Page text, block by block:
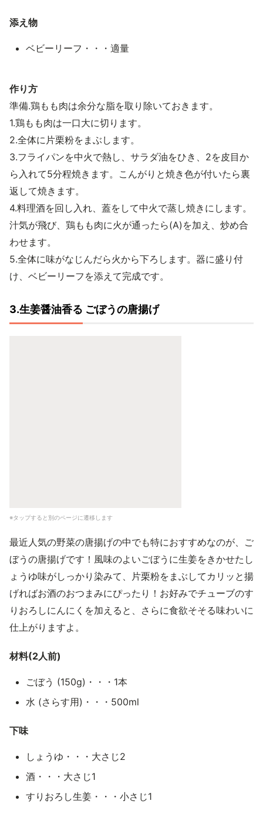
添え物
ベビーリーフ・・・適量
作り方
準備.鶏もも肉は余分な脂を取り除いておきます。
1.鶏もも肉は一口大に切ります。
2.全体に片栗粉をまぶします。
3.フライパンを中火で熱し、サラダ油をひき、2を皮目か
ら入れて5分程焼きます。こんがりと焼き色が付いたら裏
返して焼きます。
4.料理酒を回し入れ、蓋をして中火で蒸し焼きにします。
汁気が飛び、鶏もも肉に火が通ったら(A)を加え、炒め合
わせます。
5.全体に味がなじんだら火から下ろします。器に盛り付
け、ベビーリーフを添えて完成です。
3.生姜醤油香る ごぼうの唐揚げ
※タップすると別のページに遷移します
最近人気の野菜の唐揚げの中でも特におすすめなのが、ご
ぼうの唐揚げです！風味のよいごぼうに生姜をきかせたし
ょうゆ味がしっかり染みて、片栗粉をまぶしてカリッと揚
げればお酒のおつまみにぴったり！お好みでチューブのす
りおろしにんにくを加えると、さらに食欲そそる味わいに
仕上がりますよ。
材料(2人前)
ごぼう (150g)・・・1本
水 (さらす用)・・・500ml
下味
しょうゆ・・・大さじ2
酒・・・大さじ1
すりおろし生姜・・・小さじ1